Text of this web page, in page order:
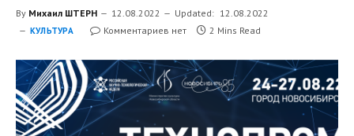
By Михаил ШТЕРН 12.08.2022 Updated: 12.08.2022
КУЛЬТУРА Комментариев нет 2 Mins Read